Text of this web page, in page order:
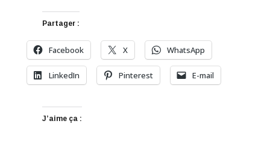
Partager :
Facebook X WhatsApp
LinkedIn Pinterest E-mail
J’aime ça :